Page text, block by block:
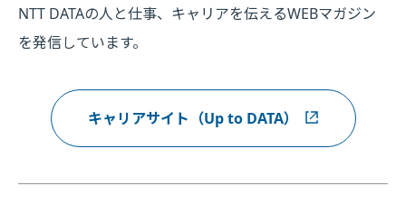
NTT DATAの人と仕事、キャリアを伝えるWEBマガジン
を発信しています。
キャリアサイト（Up to DATA）